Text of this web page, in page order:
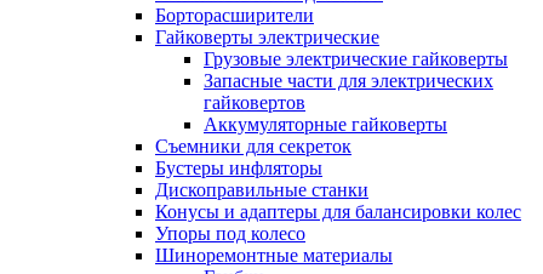
Борторасширители
Гайковерты электрические
Грузовые электрические гайковерты
Запасные части для электрических
гайковертов
Аккумуляторные гайковерты
Съемники для секреток
Бустеры инфляторы
Дископравильные станки
Конусы и адаптеры для балансировки колес
Упоры под колесо
Шиноремонтные материалы